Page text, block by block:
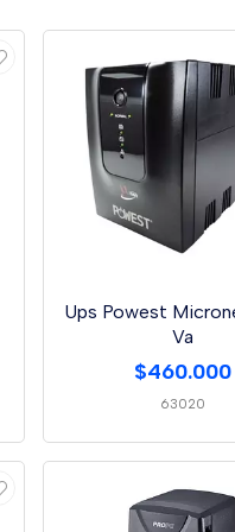
Ups Powest
Va
$460.000
63020